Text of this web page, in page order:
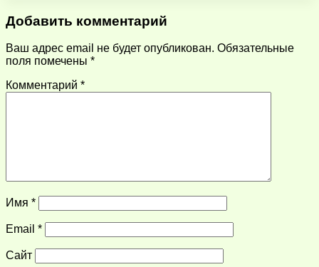
Добавить комментарий
Ваш адрес email не будет опубликован. Обязательные
поля помечены *
Комментарий *
Имя *
Email *
Сайт